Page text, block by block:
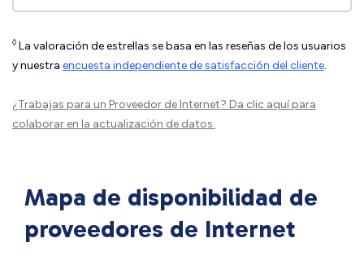
◊ La valoración de estrellas se basa en las reseñas de los usuarios
y nuestra encuesta independiente de satisfacción del cliente.
¿Trabajas para un Proveedor de Internet? Da clic aquípara
colaborar en la actualización de datos.
Mapa de disponibilidad de
proveedores de Internet